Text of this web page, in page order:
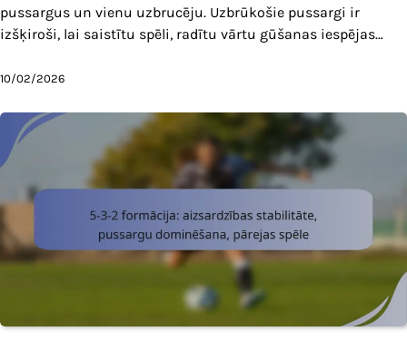
pussargus un vienu uzbrucēju. Uzbrūkošie pussargi ir
izšķiroši, lai saistītu spēli, radītu vārtu gūšanas iespējas…
10/02/2026